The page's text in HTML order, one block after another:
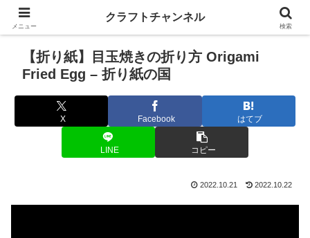
【折り紙】目玉焼きの折り方 Origami
Fried Egg – 折り紙の国
X Facebook はてブ
LINE コピー
2022.10.21 2022.10.22
メニュー
クラフトチャンネル
検索